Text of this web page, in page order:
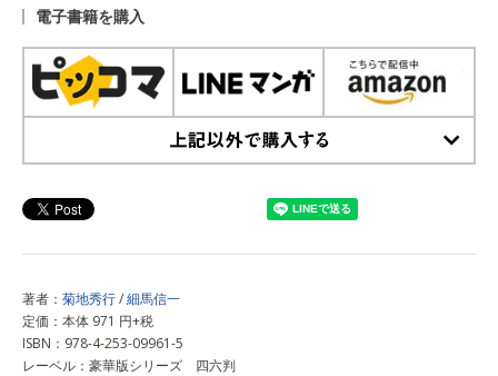
電子書籍を購入
著者： 菊地秀行/細馬信一
定価：本体 971 円+税
ISBN：978-4-253-09961-5
レーベル：豪華版シリーズ 四六判